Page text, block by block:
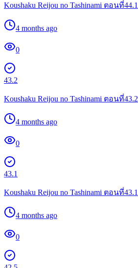
Koushaku Reijou no Tashinami ตอนที่44.1
4 months ago
0
43.2
Koushaku Reijou no Tashinami ตอนที่43.2
4 months ago
0
43.1
Koushaku Reijou no Tashinami ตอนที่43.1
4 months ago
0